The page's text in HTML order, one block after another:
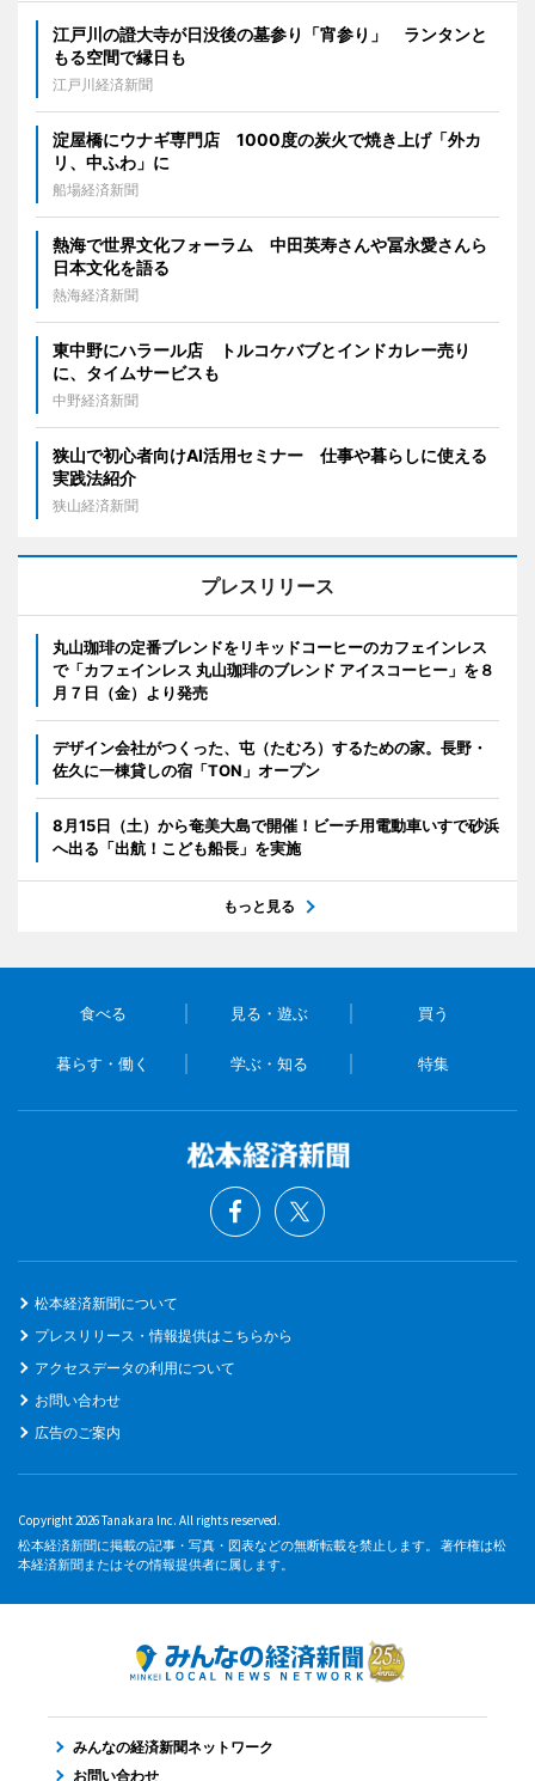
江戸川の證大寺が日没後の墓参り「宵参り」 ランタンと
もる空間で縁日も
江戸川経済新聞
淀屋橋にウナギ専門店 1000度の炭火で焼き上げ「外カ
リ、中ふわ」に
船場経済新聞
熱海で世界文化フォーラム 中田英寿さんや冨永愛さんら
日本文化を語る
熱海経済新聞
東中野にハラール店 トルコケバブとインドカレー売り
に、タイムサービスも
中野経済新聞
狭山で初心者向けAI活用セミナー 仕事や暮らしに使える
実践法紹介
狭山経済新聞
プレスリリース
丸山珈琲の定番ブレンドをリキッドコーヒーのカフェインレス
で「カフェインレス 丸山珈琲のブレンド アイスコーヒー」を８
月７日（金）より発売
デザイン会社がつくった、屯（たむろ）するための家。長野・
佐久に一棟貸しの宿「TON」オープン
8月15日（土）から奄美大島で開催！ビーチ用電動車いすで砂浜
へ出る「出航！こども船長」を実施
もっと見る
食べる 見る・遊ぶ 買う
暮らす・働く 学ぶ・知る 特集
松本経済新聞について
プレスリリース・情報提供はこちらから
アクセスデータの利用について
お問い合わせ
広告のご案内
Copyright 2026 Tanakara Inc. All rights reserved.
松本経済新聞に掲載の記事・写真・図表などの無断転載を禁止します。 著作権は松
本経済新聞またはその情報提供者に属します。
みんなの経済新聞ネットワーク
お問い合わせ